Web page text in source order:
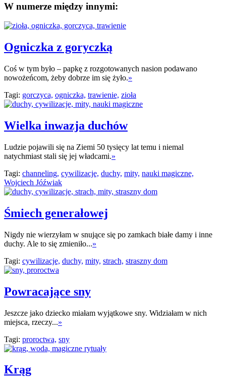
W numerze między innymi:
Ogniczka z goryczką
Coś w tym było – papkę z rozgotowanych nasion podawano
nowożeńcom, żeby dobrze im się żyło.»
Tagi: gorczyca, ogniczka, trawienie, zioła
Wielka inwazja duchów
Ludzie pojawili się na Ziemi 50 tysięcy lat temu i niemal
natychmiast stali się jej władcami.»
Tagi: channeling, cywilizacje, duchy, mity, nauki magiczne,
Wojciech Jóźwiak
Śmiech generałowej
Nigdy nie wierzyłam w snujące się po zamkach białe damy i inne
duchy. Ale to się zmieniło...»
Tagi: cywilizacje, duchy, mity, strach, straszny dom
Powracające sny
Jeszcze jako dziecko miałam wyjątkowe sny. Widziałam w nich
miejsca, rzeczy...»
Tagi: proroctwa, sny
Krąg